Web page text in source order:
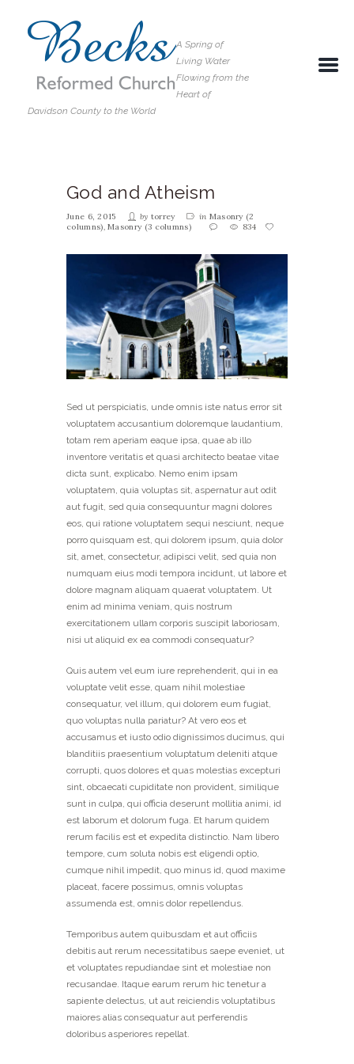
A Spring of
Living Water
Flowing from the
Heart of
Davidson County to the World
God and Atheism
June 6, 2015 by torrey in Masonry (2
columns),Masonry (3 columns) 834
Sed ut perspiciatis, unde omnis iste natus error sit
voluptatem accusantium doloremque laudantium,
totam rem aperiam eaque ipsa, quae ab illo
inventore veritatis et quasi architecto beatae vitae
dicta sunt, explicabo. Nemo enim ipsam
voluptatem, quia voluptas sit, aspernatur aut odit
aut fugit, sed quia consequuntur magni dolores
eos, qui ratione voluptatem sequi nesciunt, neque
porro quisquam est, qui dolorem ipsum, quia dolor
sit, amet, consectetur, adipisci velit, sed quia non
numquam eius modi tempora incidunt, ut labore et
dolore magnam aliquam quaerat voluptatem. Ut
enim ad minima veniam, quis nostrum
exercitationem ullam corporis suscipit laboriosam,
nisi ut aliquid ex ea commodi consequatur?
Quis autem vel eum iure reprehenderit, qui in ea
voluptate velit esse, quam nihil molestiae
consequatur, vel illum, qui dolorem eum fugiat,
quo voluptas nulla pariatur? At vero eos et
accusamus et iusto odio dignissimos ducimus, qui
blanditiis praesentium voluptatum deleniti atque
corrupti, quos dolores et quas molestias excepturi
sint, obcaecati cupiditate non provident, similique
sunt in culpa, qui officia deserunt mollitia animi, id
est laborum et dolorum fuga. Et harum quidem
rerum facilis est et expedita distinctio. Nam libero
tempore, cum soluta nobis est eligendi optio,
cumque nihil impedit, quo minus id, quod maxime
placeat, facere possimus, omnis voluptas
assumenda est, omnis dolor repellendus.
Temporibus autem quibusdam et aut officiis
debitis aut rerum necessitatibus saepe eveniet, ut
et voluptates repudiandae sint et molestiae non
recusandae. Itaque earum rerum hic tenetur a
sapiente delectus, ut aut reiciendis voluptatibus
maiores alias consequatur aut perferendis
doloribus asperiores repellat.